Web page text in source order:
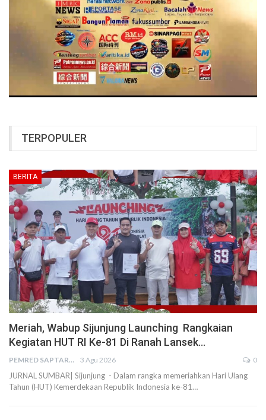
TERPOPULER
BERITA
Meriah, Wabup Sijunjung Launching Rangkaian
Kegiatan HUT RI Ke-81 Di Ranah Lansek…
PEMRED SAPTARIUS 3 Agu 2026 0
JURNAL SUMBAR| Sijunjung - Dalam rangka memeriahkan Hari Ulang
Tahun (HUT) Kemerdekaan Republik Indonesia ke-81…